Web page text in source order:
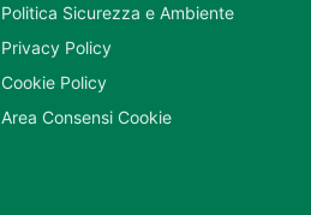
Politica Sicurezza e Ambiente
Privacy Policy
Cookie Policy
Area Consensi Cookie